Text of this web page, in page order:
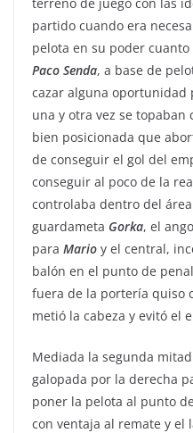
partido cuando era
pelota en su poder
Paco Senda, a base de
cazar alguna
una y otra vez se topaban
bien posicionada que
de conseguir el gol del
conseguir al poco de la
controlaba dentro del
guardameta Gorka, el
para Mario y el central,
balón en el punto de
fuera de la portería quiso
metió la cabeza y evitó el
Mediada la segunda mitad
galopada por la derecha
poner la pelota al punto
con ventaja al remate y el